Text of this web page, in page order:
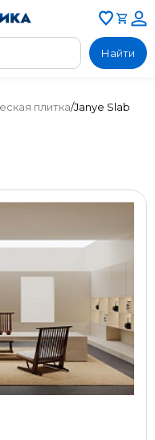
Найти
плитка/Janye Slab